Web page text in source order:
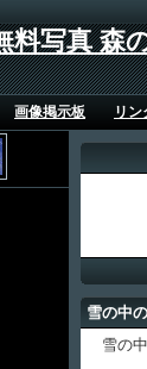
料写真 森
画像掲示板 リン
雪の中
雪の中